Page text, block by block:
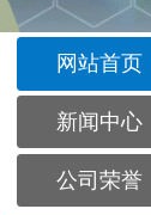
网站首页
新闻中心
公司荣誉